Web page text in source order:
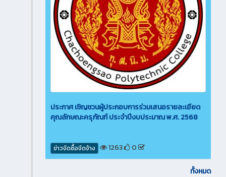
ประกาศ เชิญชวนผู้ประกอบการร่วมเสนอรายละเอียด
คุณลักษณะครุภัณฑ์ ประจำปีงบประมาณ พ.ศ. 2568
ข่าวจัดซื้อจัดจ้าง 1263 0
ทั้งหมด